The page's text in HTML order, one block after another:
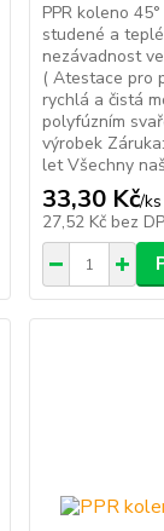
PPR koleno
studené a
nezávadnost
( Atestace pro
rychlá a čistá
polyfúzním
výrobek
let Všechny
33,30 Kč/ks
27,52 Kč bez